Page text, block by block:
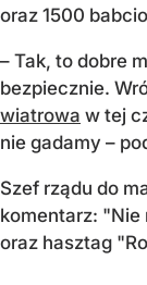
oraz 1500
– Tak, to dobre
bezpiecznie.
wiatrowa w tej
nie gadamy –
Szef rządu do
komentarz: "Nie
oraz hasztag